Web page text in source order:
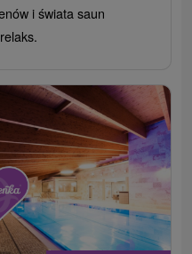
i świata saun